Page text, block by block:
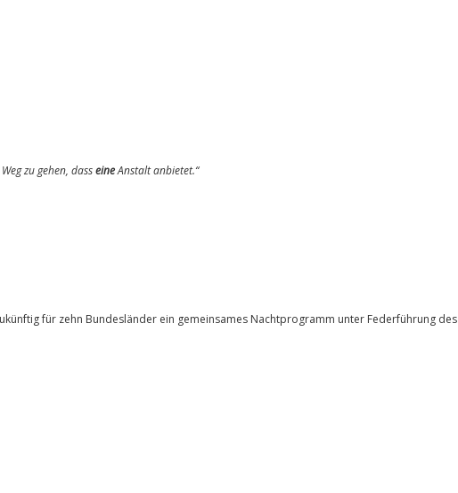
zu gehen, dasseineAnstalt anbietet.“
für zehn Bundesländer ein gemeinsames Nachtprogramm unter Federführung des